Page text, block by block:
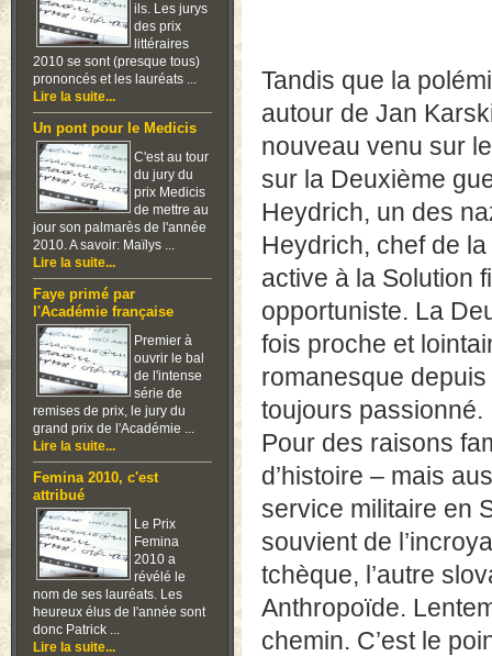
ils. Les jurys
des prix
littéraires
2010 se sont (presque tous)
prononcés et les lauréats ...
Lire la suite...
Un pont pour le Medicis
C'est au tour
du jury du
prix Medicis
de mettre au
jour son palmarès de l'année
2010. A savoir: Maïlys ...
Lire la suite...
Faye primé par
l'Académie française
Premier à
ouvrir le bal
de l'intense
série de
remises de prix, le jury du
grand prix de l'Académie ...
Lire la suite...
Femina 2010, c'est
attribué
Le Prix
Femina
2010 a
révélé le
nom de ses lauréats. Les
heureux élus de l'année sont
donc Patrick ...
Lire la suite...
Tandis que la
autour de Jan
nouveau venu sur
sur la Deuxième
Heydrich, un des
Heydrich, chef de
active à la Solution
opportuniste. La
fois proche et
romanesque depuis
toujours passionné.
Pour des raisons
d’histoire – mais
service militaire en
souvient de
tchèque, l’autre
Anthropoïde.
chemin. C’est le